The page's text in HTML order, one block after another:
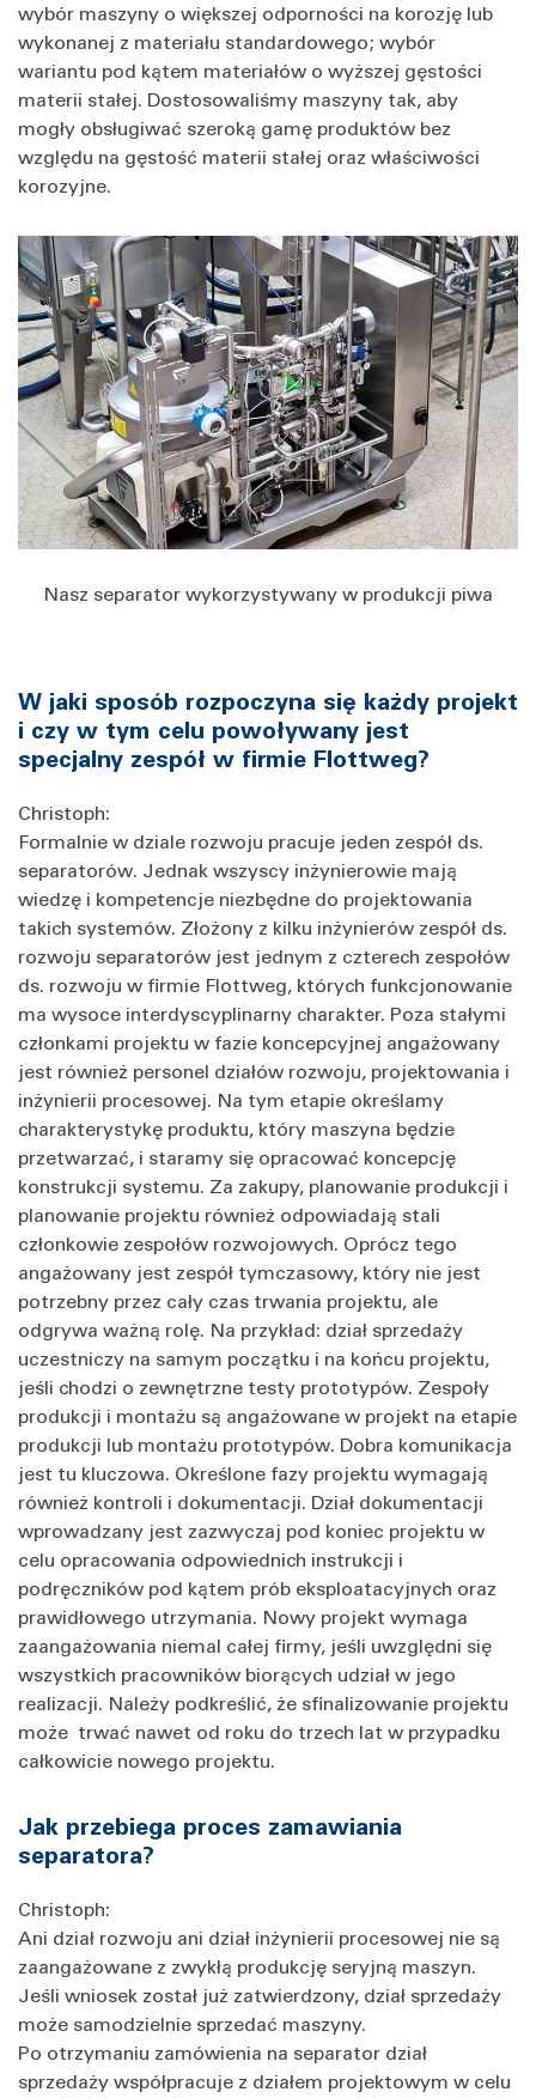
wybór maszyny o większej odporności na korozję lub
wykonanej z materiału standardowego; wybór
wariantu pod kątem materiałów o wyższej gęstości
materii stałej. Dostosowaliśmy maszyny tak, aby
mogły obsługiwać szeroką gamę produktów bez
względu na gęstość materii stałej oraz właściwości
korozyjne.
Nasz separator wykorzystywany w produkcji piwa
W jaki sposób rozpoczyna się każdy projekt
i czy w tym celu powoływany jest
specjalny zespół w firmie Flottweg?
Christoph:
Formalnie w dziale rozwoju pracuje jeden zespół ds.
separatorów. Jednak wszyscy inżynierowie mają
wiedzę i kompetencje niezbędne do projektowania
takich systemów. Złożony z kilku inżynierów zespół ds.
rozwoju separatorów jest jednym z czterech zespołów
ds. rozwoju w firmie Flottweg, których funkcjonowanie
ma wysoce interdyscyplinarny charakter. Poza stałymi
członkami projektu w fazie koncepcyjnej angażowany
jest również personel działów rozwoju, projektowania i
inżynierii procesowej. Na tym etapie określamy
charakterystykę produktu, który maszyna będzie
przetwarzać, i staramy się opracować koncepcję
konstrukcji systemu. Za zakupy, planowanie produkcji i
planowanie projektu również odpowiadają stali
członkowie zespołów rozwojowych. Oprócz tego
angażowany jest zespół tymczasowy, który nie jest
potrzebny przez cały czas trwania projektu, ale
odgrywa ważną rolę. Na przykład: dział sprzedaży
uczestniczy na samym początku i na końcu projektu,
jeśli chodzi o zewnętrzne testy prototypów. Zespoły
produkcji i montażu są angażowane w projekt na etapie
produkcji lub montażu prototypów. Dobra komunikacja
jest tu kluczowa. Określone fazy projektu wymagają
również kontroli i dokumentacji. Dział dokumentacji
wprowadzany jest zazwyczaj pod koniec projektu w
celu opracowania odpowiednich instrukcji i
podręczników pod kątem prób eksploatacyjnych oraz
prawidłowego utrzymania. Nowy projekt wymaga
zaangażowania niemal całej firmy, jeśli uwzględni się
wszystkich pracowników biorących udział w jego
realizacji. Należy podkreślić, że sfinalizowanie projektu
może trwać nawet od roku do trzech lat w przypadku
całkowicie nowego projektu.
Jak przebiega proces zamawiania
separatora?
Christoph:
Ani dział rozwoju ani dział inżynierii procesowej nie są
zaangażowane z zwykłą produkcję seryjną maszyn.
Jeśli wniosek został już zatwierdzony, dział sprzedaży
może samodzielnie sprzedać maszyny.
Po otrzymaniu zamówienia na separator dział
sprzedaży współpracuje z działem projektowym w celu